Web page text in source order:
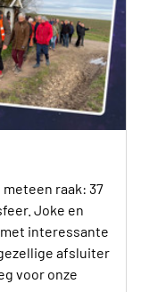
raak: 37
Joke en
interessante
afsluiter
voor onze